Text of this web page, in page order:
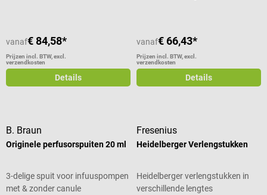
vanaf€ 84,58*
Prijzen incl. BTW, excl.
verzendkosten
Details
vanaf€ 66,43*
Prijzen incl. BTW, excl.
verzendkosten
Details
B. Braun
Originele perfusorspuiten 20 ml
3-delige spuit voor infuuspompen
met & zonder canule
Fresenius
Heidelberger Verlengstukken
Heidelberger verlengstukken in
verschillende lengtes